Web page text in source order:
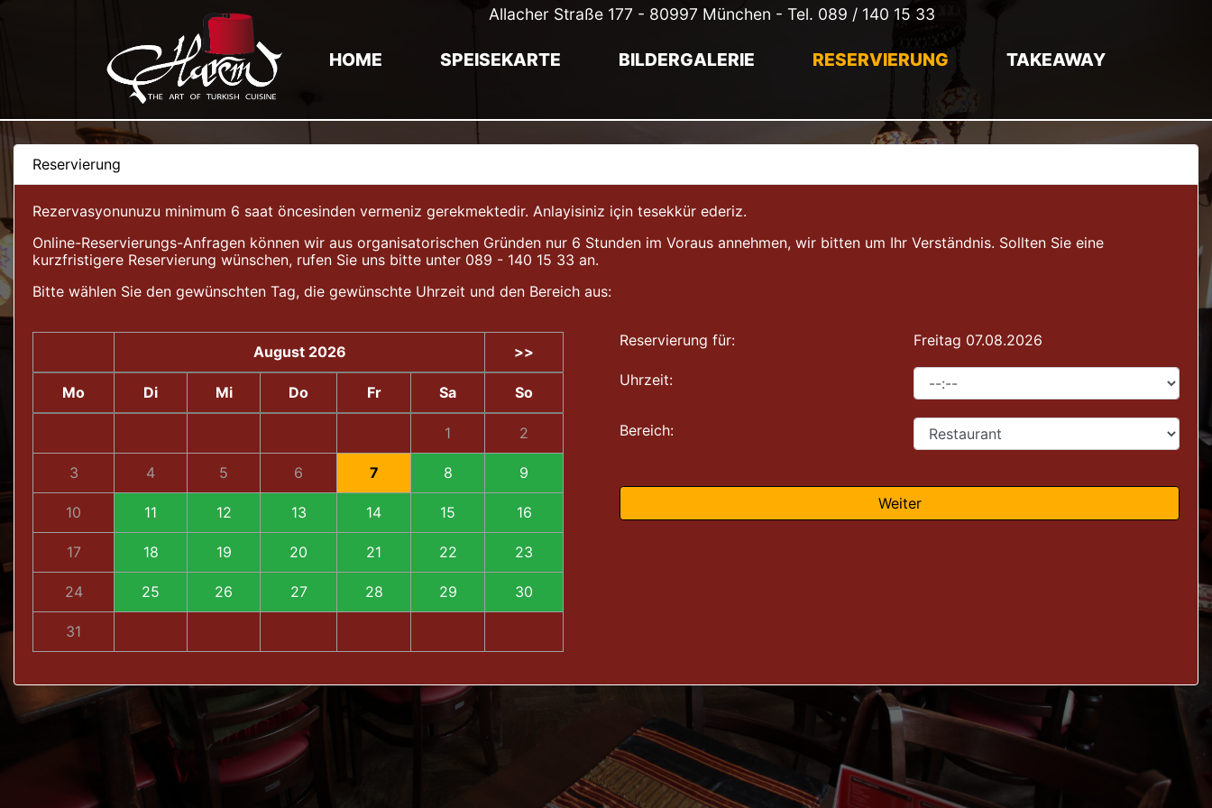
Allacher Straße 177 - 80997 München - Tel. 089 / 140 15 33
HOME SPEISEKARTE BILDERGALERIE RESERVIERUNG TAKEAWAY
Reservierung
Rezervasyonunuzu minimum 6 saat öncesinden vermeniz gerekmektedir. Anlayisiniz için tesekkür ederiz.
Online-Reservierungs-Anfragen können wir aus organisatorischen Gründen nur 6 Stunden im Voraus annehmen, wir bitten um Ihr Verständnis. Sollten Sie eine
kurzfristigere Reservierung wünschen, rufen Sie uns bitte unter 089 - 140 15 33 an.
Bitte wählen Sie den gewünschten Tag, die gewünschte Uhrzeit und den Bereich aus:
August 2026 >>
Mo Di Mi Do Fr Sa So
1 2
3 4 5 6 7 8 9
10 11 12 13 14 15 16
17 18 19 20 21 22 23
24 25 26 27 28 29 30
31
Reservierung für: Freitag 07.08.2026
Uhrzeit:
Bereich:
Weiter